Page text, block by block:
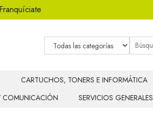
Franquíciate
CARTUCHOS, TONERS E INFORMÁTICA
COMUNICACIÓN
SERVICIOS GENERALES